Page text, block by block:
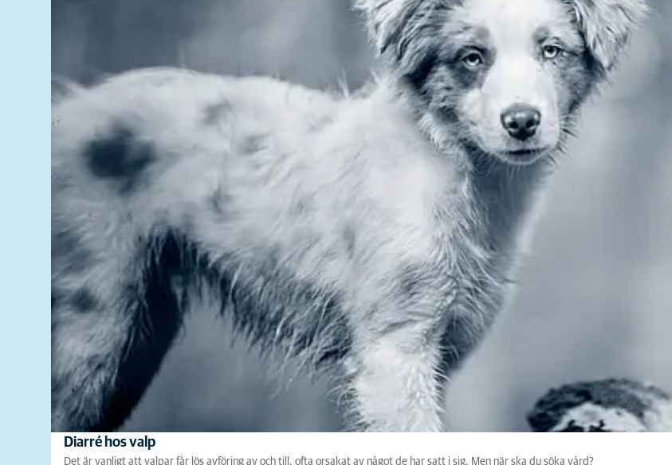
Diarré hos valp
Det är vanligt att valpar får lös avföring av och till, ofta orsakat av något de har satt i sig. Men när ska du söka vård?